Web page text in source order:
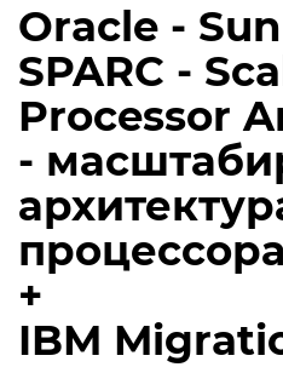
Oracle -
SPARC -
Processor
-
процессора
+
IBM